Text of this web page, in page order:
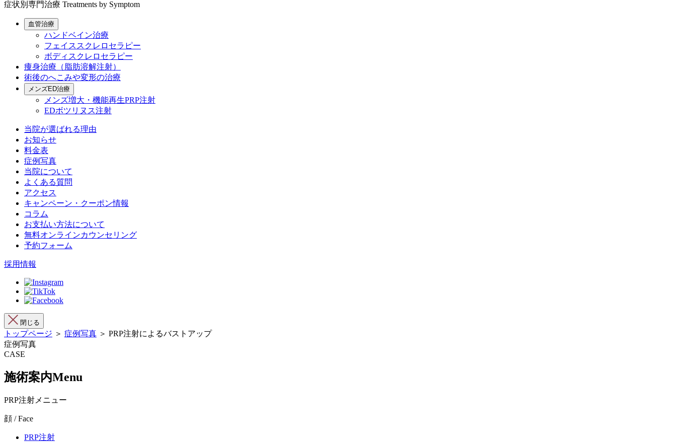
症状別専門治療 Treatments by Symptom
血管治療
ハンドベイン治療
フェイススクレロセラピー
ボディスクレロセラピー
痩身治療（脂肪溶解注射）
術後のへこみや変形の治療
メンズED治療
メンズ増大・機能再生PRP注射
EDボツリヌス注射
当院が選ばれる理由
お知らせ
料金表
症例写真
当院について
よくある質問
アクセス
キャンペーン・クーポン情報
コラム
お支払い方法について
無料オンラインカウンセリング
予約フォーム
採用情報
閉じる
トップページ ＞ 症例写真 ＞ PRP注射によるバストアップ
症例写真
CASE
施術案内Menu
PRP注射メニュー
顔 / Face
PRP注射